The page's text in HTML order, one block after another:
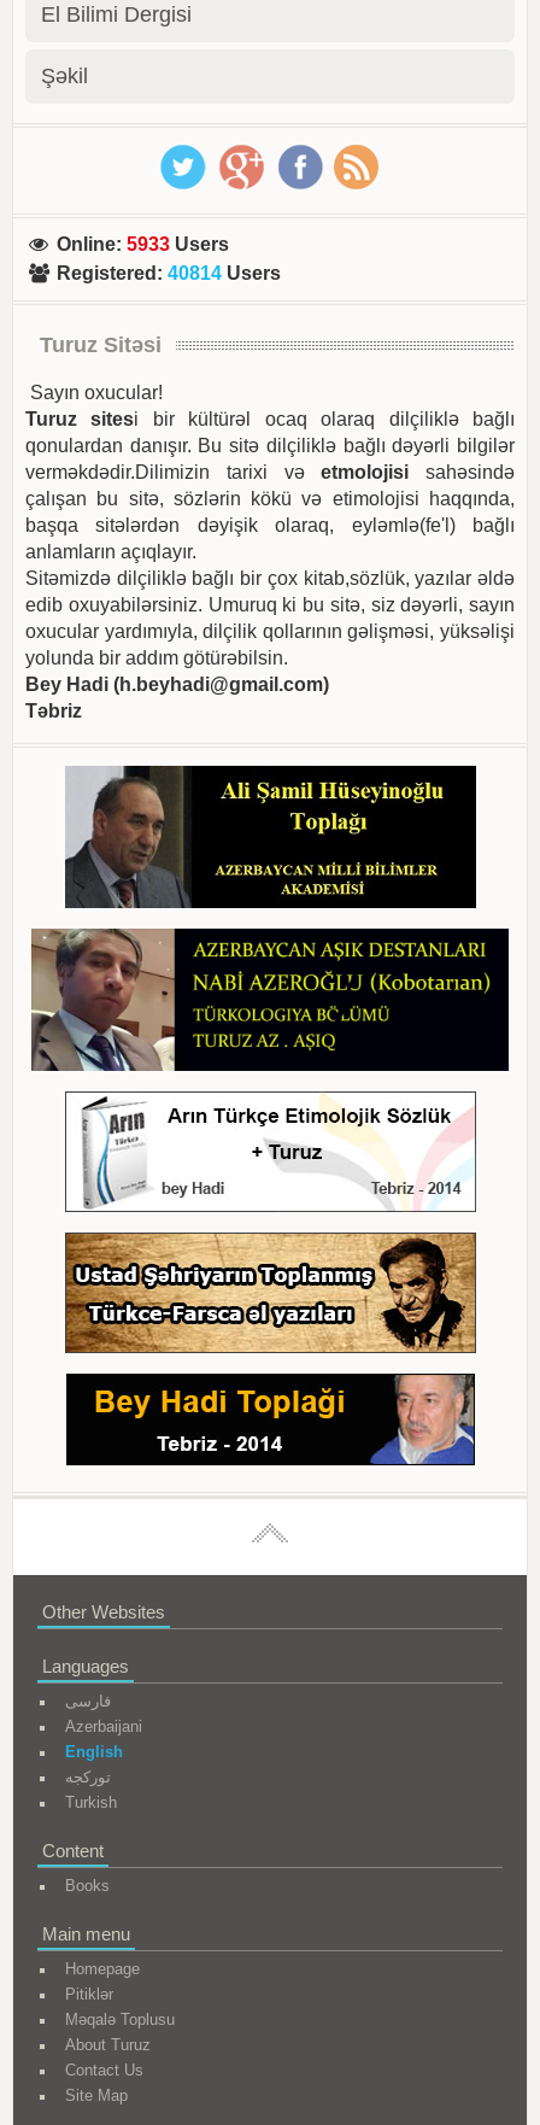
El Bilimi Dergisi
Şəkil
Online:5933 Users
Registered :40814 Users
Turuz Sitəsi
Sayın oxucular!
Turuz sitesi bir kültürəl ocaq olaraq dilçiliklə bağlı
qonulardan danışır. Bu sitə dilçiliklə bağlı dəyərli bilgilər
verməkdədir.Dilimizin tarixi vəetmolojisi sahəsində
çalışan bu sitə, sözlərin kökü və etimolojisi haqqında,
başqa sitələrdən dəyişik olaraq, eyləmlə(fe'l) bağlı
anlamların açıqlayır.
Sitəmizdə dilçiliklə bağlı bir çox kitab,sözlük, yazılar əldə
edib oxuyabilərsiniz. Umuruq ki bu sitə, siz dəyərli, sayın
oxucular yardımıyla, dilçilik qollarının gəlişməsi, yüksəlişi
yolunda bir addım götürəbilsin.
Bey Hadi (h.beyhadi@gmail.com)
Təbriz
Other Websites
Languages
فارسی
Azerbaijani
English
تورکجه
Turkish
Content
Books
Main menu
Homepage
Pitiklər
Məqalə Toplusu
About Turuz
Contact Us
Site Map